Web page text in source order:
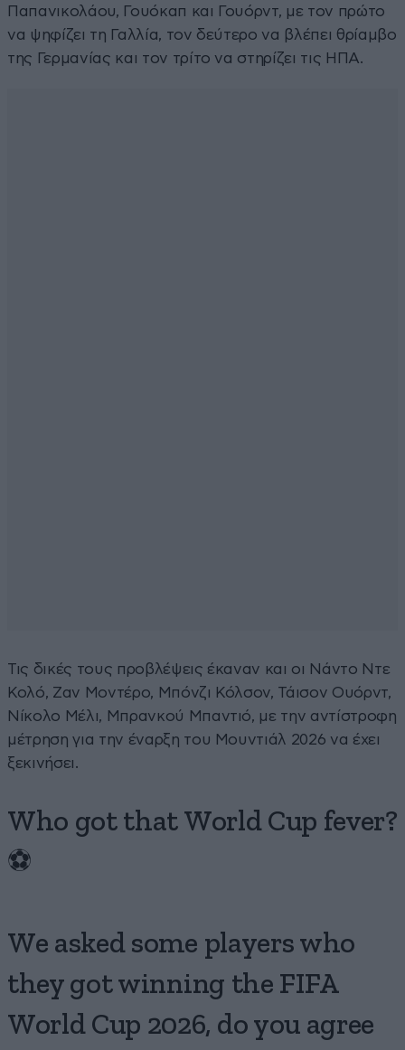
Παπανικολάου, Γουόκαπ και Γουόρντ, με τον πρώτο
να ψηφίζει τη Γαλλία, τον δεύτερο να βλέπει θρίαμβο
της Γερμανίας και τον τρίτο να στηρίζει τις ΗΠΑ.
Τις δικές τους προβλέψεις έκαναν και οι Νάντο Ντε
Κολό, Ζαν Μοντέρο, Μπόνζι Κόλσον, Τάισον Ουόρντ,
Νίκολο Μέλι, Μπρανκού Μπαντιό, με την αντίστροφη
μέτρηση για την έναρξη του Μουντιάλ 2026 να έχει
ξεκινήσει.
Who got that World Cup fever?
⚽️
We asked some players who
they got winning the FIFA
World Cup 2026, do you agree